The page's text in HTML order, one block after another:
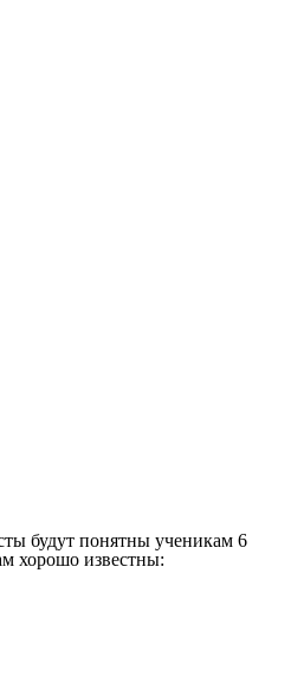
будут понятны ученикам 6
хорошо известны: